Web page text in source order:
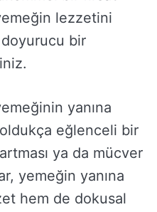
lezzetini
bir
yanına
eğlenceli bir
ya da mücver
yemeğin yanına
hem de dokusal